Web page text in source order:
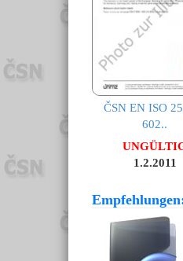
ČSN EN ISO
602..
1.2.2011